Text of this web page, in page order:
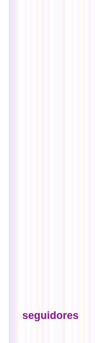
seguidores